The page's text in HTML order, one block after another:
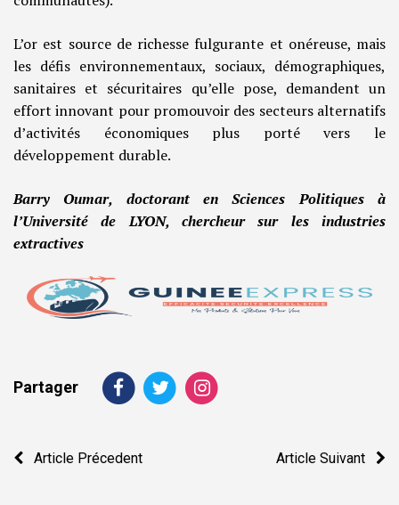
L’or est source de richesse fulgurante et onéreuse, mais
les défis environnementaux, sociaux, démographiques,
sanitaires et sécuritaires qu’elle pose, demandent un
effort innovant pour promouvoir des secteurs alternatifs
d’activités économiques plus porté vers le
développement durable.
Barry Oumar, doctorant en Sciences Politiques à
l’Université de LYON, chercheur sur les industries
extractives
Partager
Navigation
Article Précedent Article Suivant